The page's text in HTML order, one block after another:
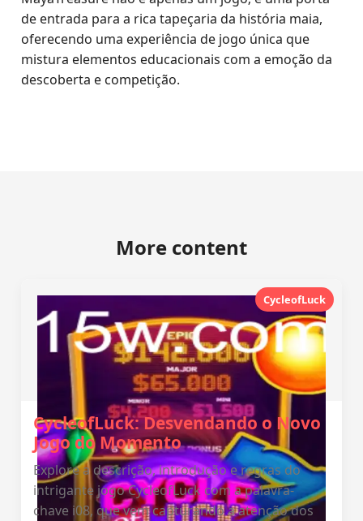
de entrada para a rica tapeçaria da história maia,
oferecendo uma experiência de jogo única que
mistura elementos educacionais com a emoção da
descoberta e competição.
More content
CycleofLuck
CycleofLuck: Desvendando o Novo
Jogo do Momento
Explore a descrição, introdução e regras do
intrigante jogo CycleofLuck com a palavra-
chave i08, que vem capturando a atenção dos